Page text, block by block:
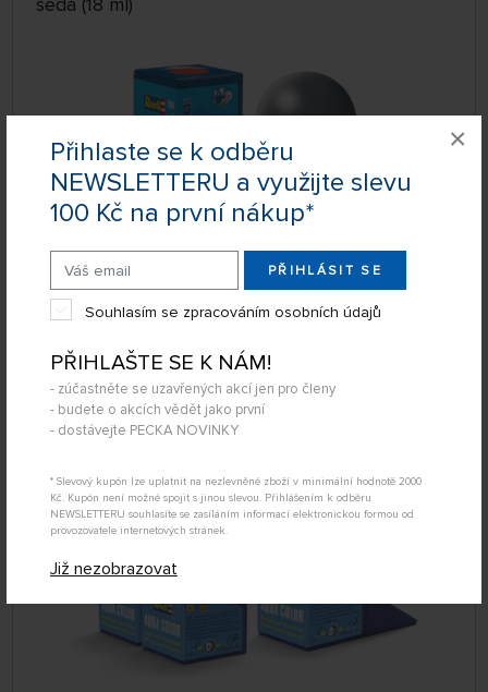
Přihlaste se k odběru
NEWSLETTERU a využijte slevu
100 Kč na první nákup*
PŘIHLÁSIT SE
Souhlasím se zpracováním osobních údajů
PŘIHLAŠTE SE K NÁM!
- zúčastněte se uzavřených akcí jen pro členy
- budete o akcích vědět jako první
- dostávejte PECKA NOVINKY
* Slevový kupón lze uplatnit na nezlevněné zboží v minimální hodnotě 2000
Kč. Kupón není možné spojit s jinou slevou. Přihlášením k odběru
NEWSLETTERU souhlasíte se zasíláním informací elektronickou formou od
provozovatele internetových stránek.
Již nezobrazovat
×
36378
82 Kč KOUPIT
Pondělí 10.08. může být u Vás
Barva Revell akrylová č. 730 – transparentní